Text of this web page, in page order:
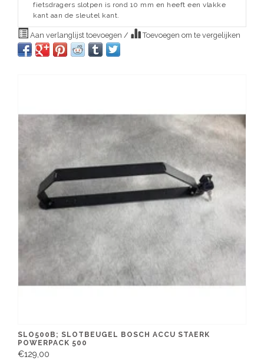
fietsdragers slotpen is rond 10 mm en heeft een vlakke
kant aan de sleutel kant.
Aan verlanglijst toevoegen / Toevoegen om te vergelijken
SLO500B; SLOTBEUGEL BOSCH ACCU STAERK
POWERPACK 500
€129,00